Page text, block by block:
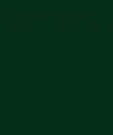
lớn,